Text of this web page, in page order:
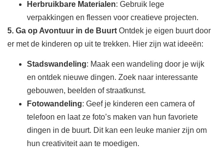
Herbruikbare Materialen: Gebruik lege
verpakkingen en flessen voor creatieve projecten.
5. Ga op Avontuur in de Buurt Ontdek je eigen buurt door
er met de kinderen op uit te trekken. Hier zijn wat ideeën:
Stadswandeling: Maak een wandeling door je wijk
en ontdek nieuwe dingen. Zoek naar interessante
gebouwen, beelden of straatkunst.
Fotowandeling: Geef je kinderen een camera of
telefoon en laat ze foto’s maken van hun favoriete
dingen in de buurt. Dit kan een leuke manier zijn om
hun creativiteit aan te moedigen.